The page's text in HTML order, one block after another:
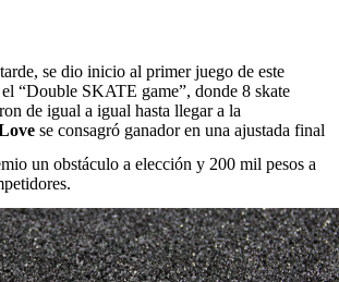
se dio inicio al primer juego de este
“Double SKATE game”, donde 8 skate
de igual a igual hasta llegar a la
se consagró ganador en una ajustada final
un obstáculo a elección y 200 mil pesos a